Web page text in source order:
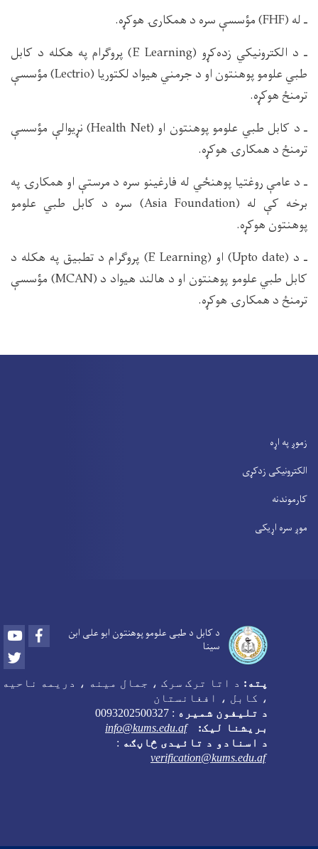
ـ له (FHF) مؤسسې سره د همکارۍ هوکړه.
ـ د الکترونیکي زده‌کړو (E Learning) پروګرام په هکله د کابل
طبي علومو پوهنتون او د جرمني هیواد لکتوریا (Lectrio) مؤسسې
ترمنځ هوکړه.
ـ د کابل طبي علومو پوهنتون او (Health Net) نړیوالې مؤسسې
ترمنځ د همکارۍ هوکړه.
ـ د عامې روغتیا پوهنځي له فارغینو سره د مرستې او همکارۍ په
برخه کې له (Asia Foundation) سره د کابل طبي علومو
پوهنتون هوکړه.
ـ د (Upto date) او (E Learning) پروګرام د تطبیق په هکله د
کابل طبي علومو پوهنتون او د هالند هیواد د (MCAN) مؤسسې
ترمنځ د همکارۍ هوکړه.
زموږ په اړه
الکترونیکی زدکړی
کارموندنه
موږ سره اړیکی
د کابل د طبی علومو پوهنتون ابو علی ابن
سینا
Youtube Facebook
پته: د اتا ترک سرک ، جمال مینه ، دریمه ناحیه
، کابل ، افغانستان
د تلیفون شمیره :
بریشنا لیک:
info@kums.edu.af
د اسنادو د تائیدی څاڼګه :
verification@kums.edu.af